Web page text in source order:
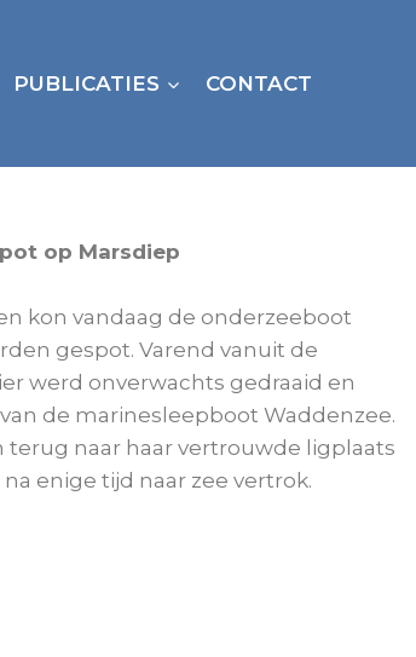
PUBLICATIES CONTACT
op Marsdiep
kon vandaag de onderzeeboot
gespot. Varend vanuit de
werd onverwachts gedraaid en
de marinesleepboot Waddenzee.
terug naar haar vertrouwde ligplaats
enige tijd naar zee vertrok.